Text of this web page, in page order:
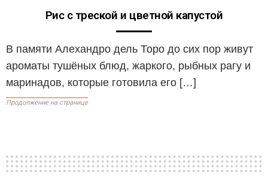
Рис с треской и цветной капустой
В памяти Алехандро дель Торо до сих пор живут
ароматы тушёных блюд, жаркого, рыбных рагу и
маринадов, которые готовила его […]
Продолжение на странице